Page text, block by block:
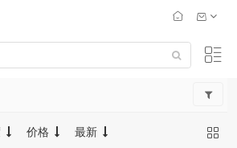
价格 最新